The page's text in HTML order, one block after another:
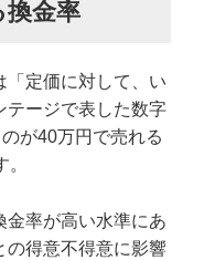
換金率
「定価に対して、い
テージで表した数字
が40万円で売れる
金率が高い水準にあ
の得意不得意に影響